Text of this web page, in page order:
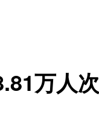
万人次